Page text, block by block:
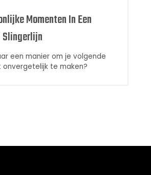
Momenten In Een
Slingerlijn
een manier om je volgende
te maken?